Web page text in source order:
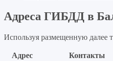
Адреса ГИБДД в
Используя размещенную
Адрес Контакты